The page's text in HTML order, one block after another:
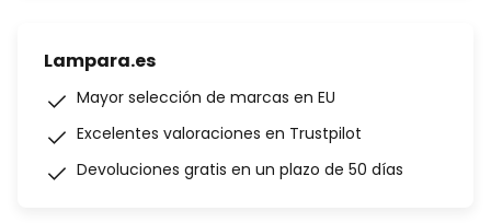
Lampara.es
Mayor selección de marcas en EU
Excelentes valoraciones en Trustpilot
Devoluciones gratis en un plazo de 50 días